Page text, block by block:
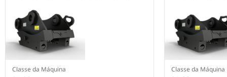
Classe da Máquina Classe da Máquina